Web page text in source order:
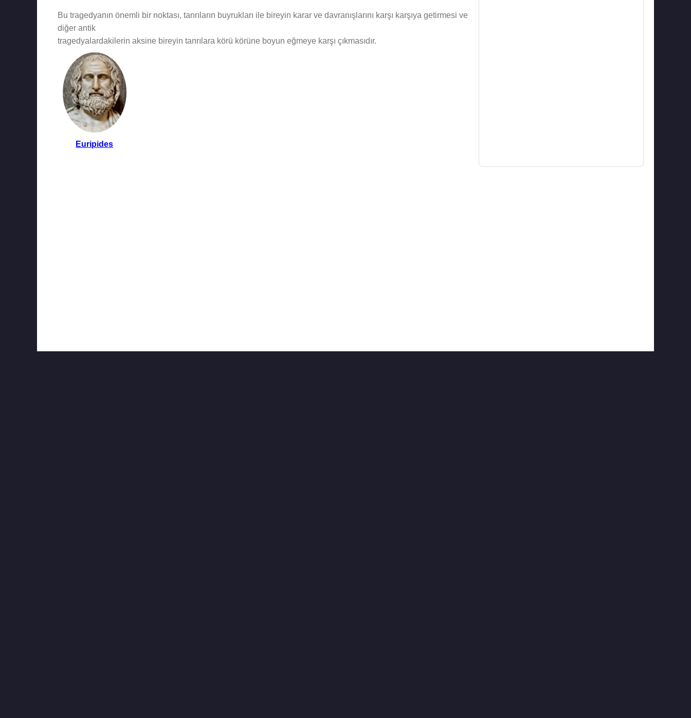
Bu tragedyanın önemli bir noktası, tanrıların buyrukları ile bireyin karar ve davranışlarını karşı karşıya getirmesi ve
diğer antik
tragedyalardakilerin aksine bireyin tanrılara körü körüne boyun eğmeye karşı çıkmasıdır.
Euripides